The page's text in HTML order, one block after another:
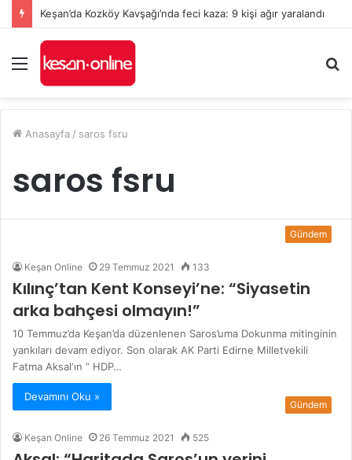
Keşan’da Kozköy Kavşağı’nda feci kaza: 9 kişi ağır yaralandı
Menü
...
Anasayfa / saros fsru
saros fsru
Gündem
Keşan Online 29 Temmuz 2021 133
Kılınç’tan Kent Konseyi’ne: “Siyasetin
arka bahçesi olmayın!”
10 Temmuz’da Keşan’da düzenlenen Saros’uma Dokunma mitinginin
yankıları devam ediyor. Son olarak AK Parti Edirne Milletvekili
Fatma Aksal‘ın ” HDP…
Devamını Oku »
Gündem
Keşan Online 26 Temmuz 2021 525